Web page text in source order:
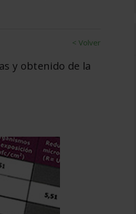
< Volver
y obtenido de la